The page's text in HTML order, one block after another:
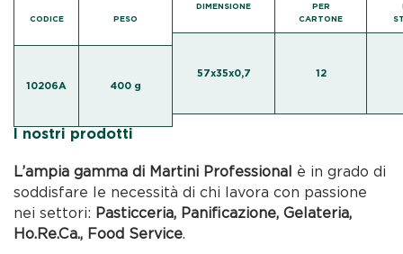
CODICE PESO
10206A 400 g
DIMENSIONE
PER
CARTONE
57x35x0,7 12
I nostri prodotti
L’ampia gamma di Martini Professional è in grado di
soddisfare le necessità di chi lavora con passione
nei settori: Pasticceria, Panificazione, Gelateria,
Ho.Re.Ca., Food Service.